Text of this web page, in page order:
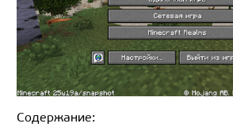
Содержание: